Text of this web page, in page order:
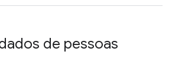
de pessoas